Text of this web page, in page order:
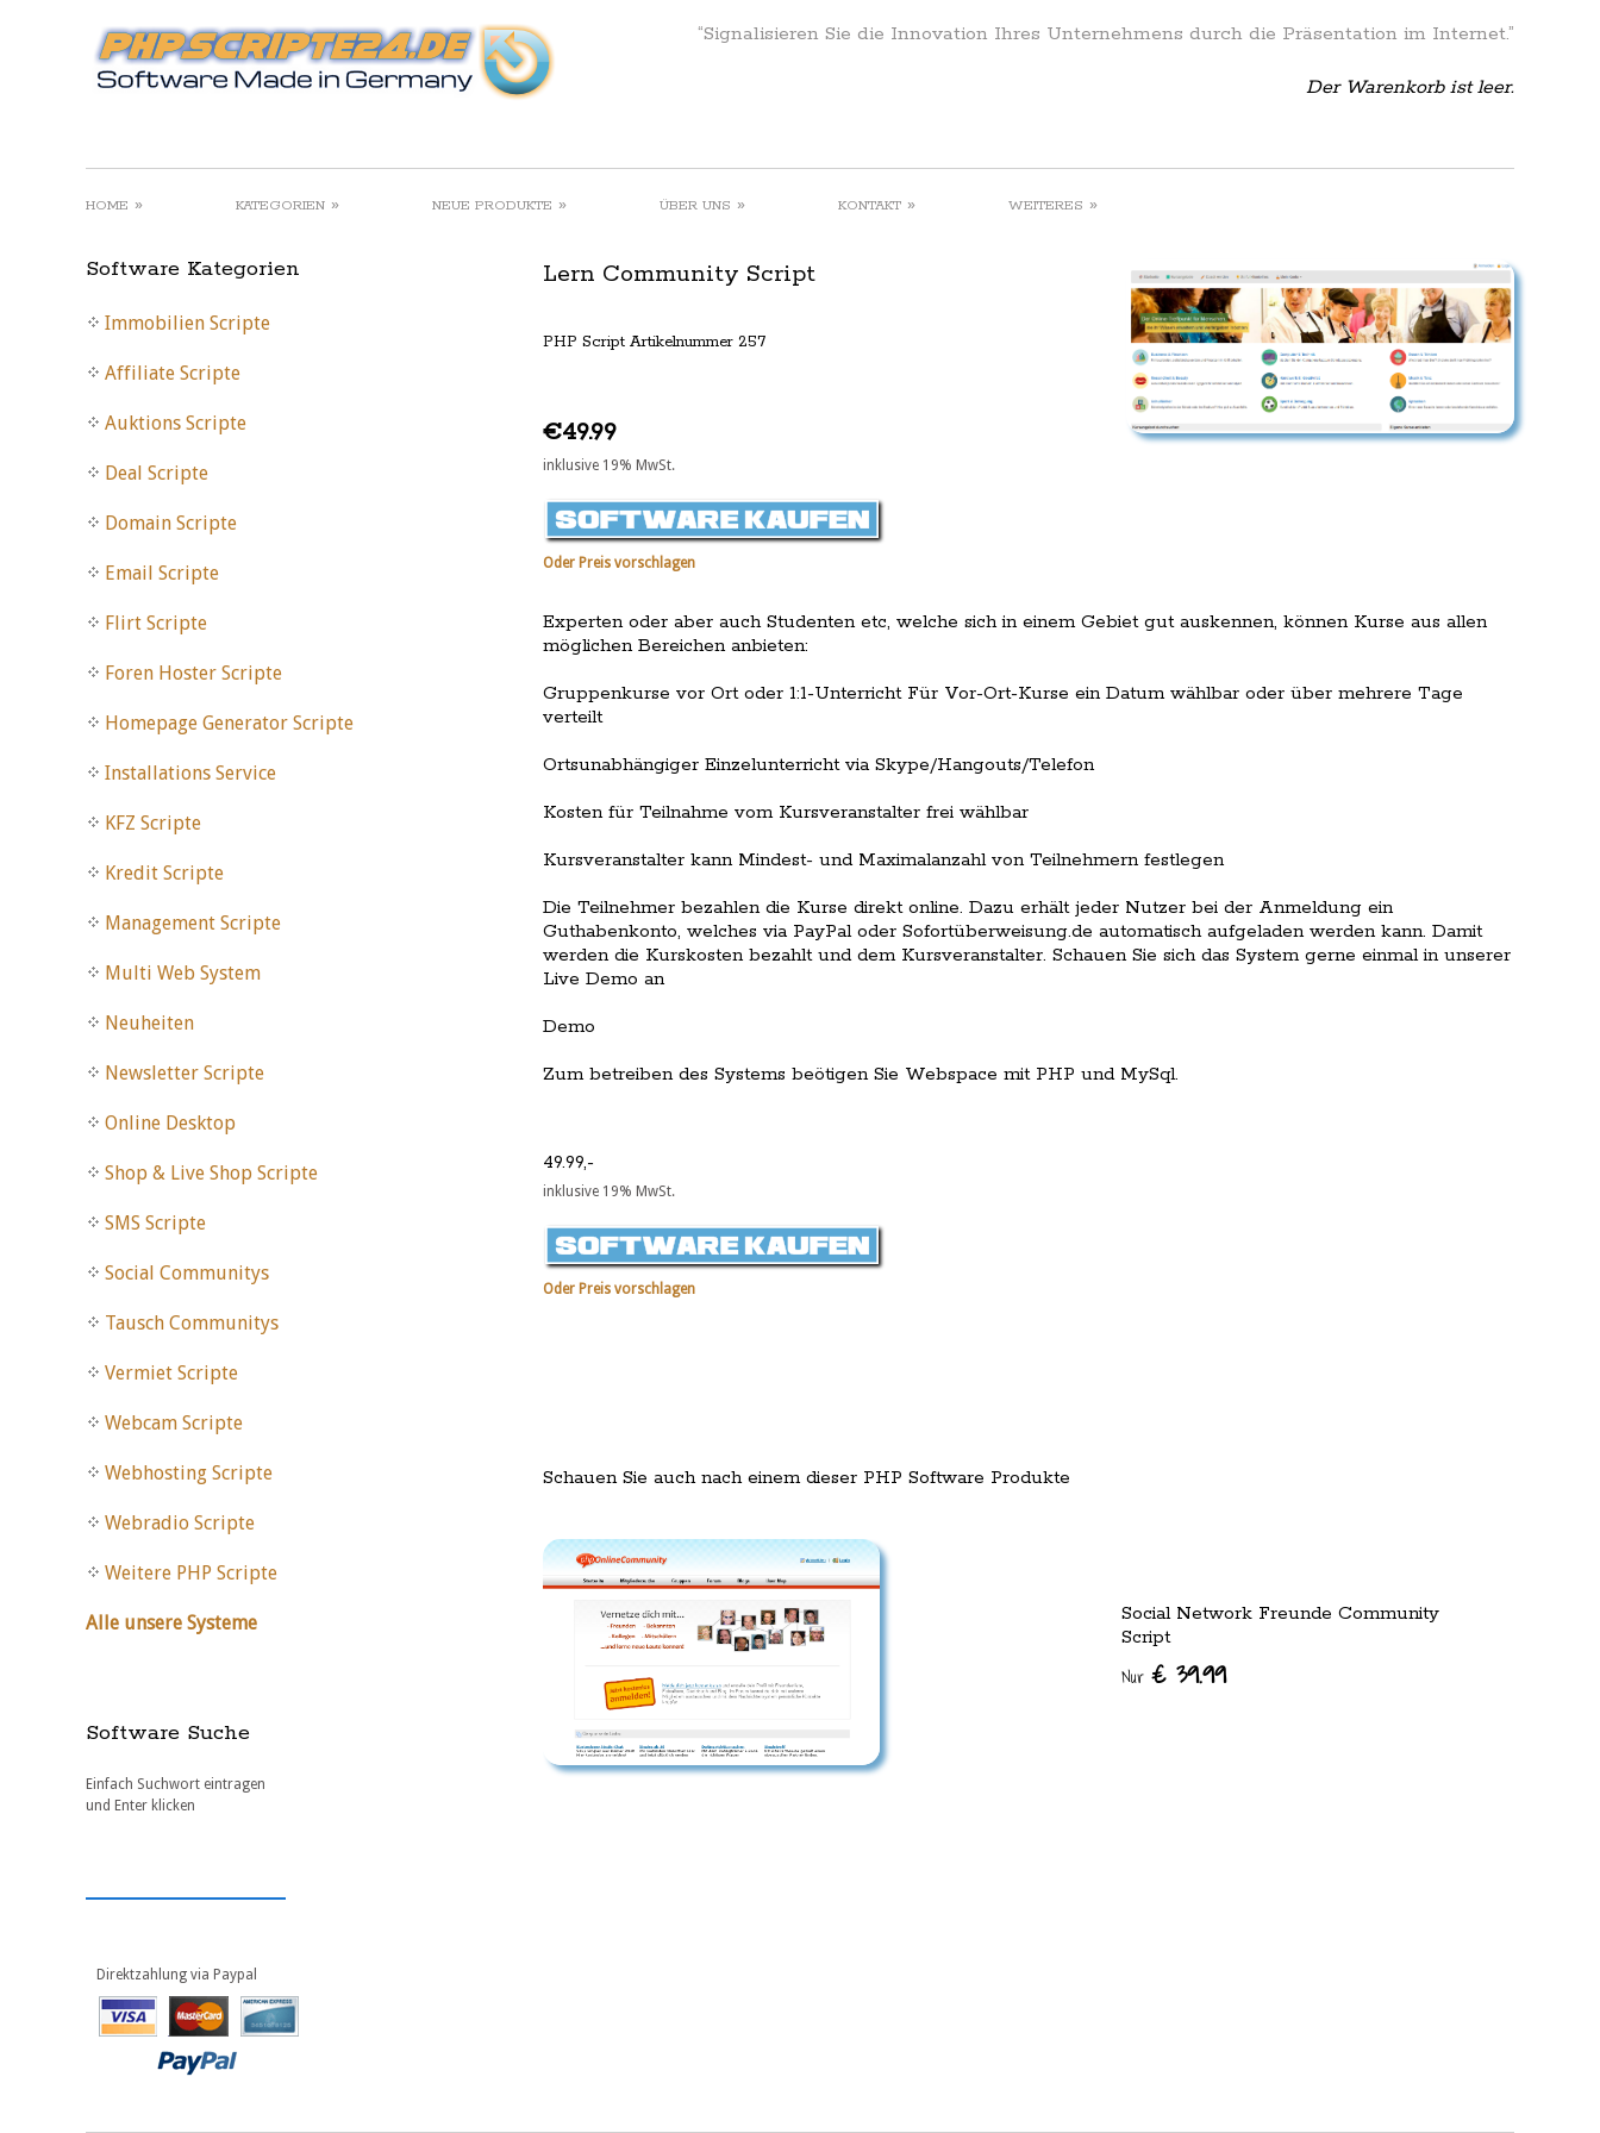
“Signalisieren Sie die Innovation Ihres Unternehmens durch die Präsentation im Internet.”
Der Warenkorb ist leer.
HOME » KATEGORIEN » NEUE PRODUKTE » ÜBER UNS » KONTAKT » WEITERES »
Lern Community Script
PHP Script Artikelnummer 257
€49.99
inklusive 19% MwSt.
Oder Preis vorschlagen
Experten oder aber auch Studenten etc, welche sich in einem Gebiet gut auskennen, können Kurse aus allen
möglichen Bereichen anbieten:
Gruppenkurse vor Ort oder 1:1-Unterricht Für Vor-Ort-Kurse ein Datum wählbar oder über mehrere Tage
verteilt
Ortsunabhängiger Einzelunterricht via Skype/Hangouts/Telefon
Kosten für Teilnahme vom Kursveranstalter frei wählbar
Kursveranstalter kann Mindest- und Maximalanzahl von Teilnehmern festlegen
Die Teilnehmer bezahlen die Kurse direkt online. Dazu erhält jeder Nutzer bei der Anmeldung ein
Guthabenkonto, welches via PayPal oder Sofortüberweisung.de automatisch aufgeladen werden kann. Damit
werden die Kurskosten bezahlt und dem Kursveranstalter. Schauen Sie sich das System gerne einmal in unserer
Live Demo an
Demo
Zum betreiben des Systems beötigen Sie Webspace mit PHP und MySql.
49.99,-
inklusive 19% MwSt.
Oder Preis vorschlagen
Schauen Sie auch nach einem dieser PHP Software Produkte
Social Network Freunde Community
Script
Nur € 39.99
Software Kategorien
Immobilien Scripte
Affiliate Scripte
Auktions Scripte
Deal Scripte
Domain Scripte
Email Scripte
Flirt Scripte
Foren Hoster Scripte
Homepage Generator Scripte
Installations Service
KFZ Scripte
Kredit Scripte
Management Scripte
Multi Web System
Neuheiten
Newsletter Scripte
Online Desktop
Shop & Live Shop Scripte
SMS Scripte
Social Communitys
Tausch Communitys
Vermiet Scripte
Webcam Scripte
Webhosting Scripte
Webradio Scripte
Weitere PHP Scripte
Alle unsere Systeme
Software Suche
Einfach Suchwort eintragen
und Enter klicken
Direktzahlung via Paypal